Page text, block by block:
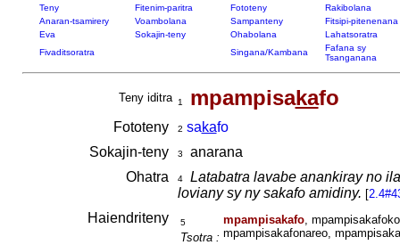
Teny Fitenim-paritra Fototeny
Rakibolana
Anaran-tsamirery
Voambolana Sampanteny
Fitsipi-pitenenana
Eva
Sokajin-teny Ohabolana
Lahatsoratra
Fivaditsoratra
Singana/Kambana
Fafana sy
Tsanganana
Teny iditra 1 mpampisakafo
Fototeny 2 sakafo
Sokajin-teny
3
anarana
Ohatra
4
Latabatra lavabe anankiray no
loviany sy ny sakafo amidiny. [
Haiendriteny 5
Tsotra :
mpampisakafo,
mpampisakafonareo,